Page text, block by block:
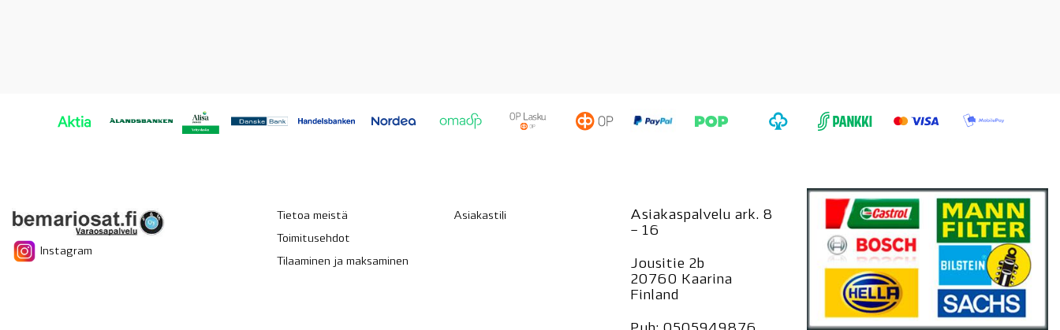
Instagram
Tietoa meistä
Toimitusehdot
Tilaaminen ja maksaminen
Asiakastili
Asiakaspalvelu ark. 8
– 16
Jousitie 2b
20760 Kaarina
Finland